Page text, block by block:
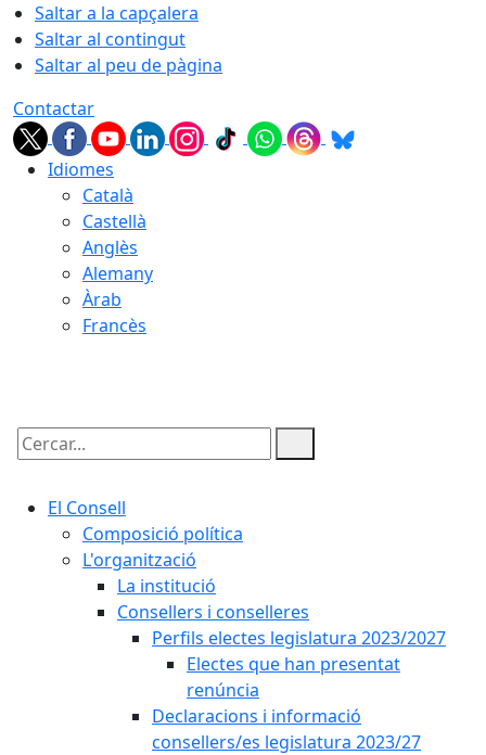
Saltar a la capçalera
Saltar al contingut
Saltar al peu de pàgina
Contactar
Idiomes
Català
Castellà
Anglès
Alemany
Àrab
Francès
Cercar:
El Consell
Composició política
L'organització
La institució
Consellers i conselleres
Perfils electes legislatura 2023/2027
Electes que han presentat
renúncia
Declaracions i informació
consellers/es legislatura 2023/27